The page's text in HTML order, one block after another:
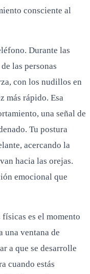
consciente al
Durante las
las personas
con los nudillos en
más rápido. Esa
una señal de
Tu postura
acercando la
hacia las orejas.
emocional que
es el momento
una ventana de
a que se desarrolle
cuando estás